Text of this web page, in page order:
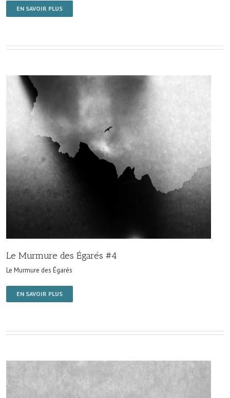
EN SAVOIR PLUS
Le Murmure des Égarés #4
Le Murmure des Égarés
EN SAVOIR PLUS